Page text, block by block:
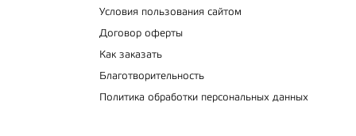
Условия пользования сайтом
Договор оферты
Как заказать
Благотворительность
Политика обработки персональных данных